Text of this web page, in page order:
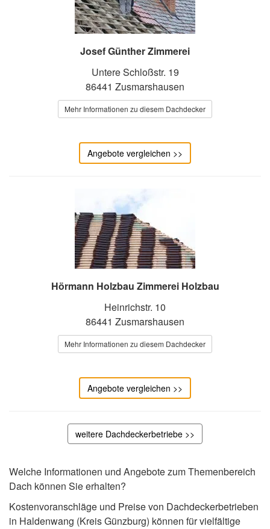
Josef Günther Zimmerei
Untere Schloßstr. 19
86441 Zusmarshausen
Mehr Informationen zu diesem Dachdecker
Angebote vergleichen >>
Hörmann Holzbau Zimmerei Holzbau
Heinrichstr. 10
86441 Zusmarshausen
Mehr Informationen zu diesem Dachdecker
Angebote vergleichen >>
weitere Dachdeckerbetriebe >>
Welche Informationen und Angebote zum Themenbereich
Dach können Sie erhalten?
Kostenvoranschläge und Preise von Dachdeckerbetrieben
in Haldenwang (Kreis Günzburg) können für vielfältige